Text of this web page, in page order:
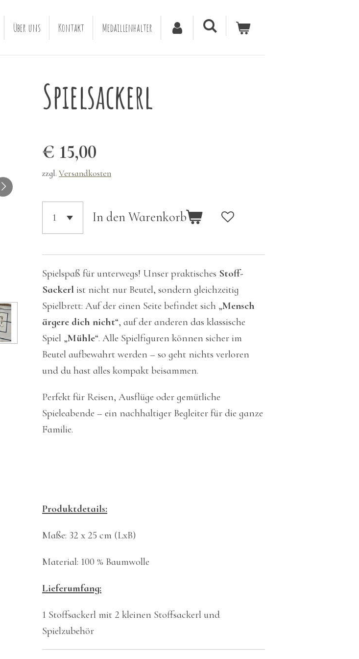
Über uns Kontakt Medaillenhalter
Spielsackerl
€ 15,00
zzgl. Versandkosten
In den Warenkorb
Spielspaß für unterwegs! Unser praktisches Stoff-
Sackerl ist nicht nur Beutel, sondern gleichzeitig
Spielbrett: Auf der einen Seite befindet sich „Mensch
ärgere dich nicht“, auf der anderen das klassische
Spiel „Mühle“. Alle Spielfiguren können sicher im
Beutel aufbewahrt werden – so geht nichts verloren
und du hast alles kompakt beisammen.
Perfekt für Reisen, Ausflüge oder gemütliche
Spieleabende – ein nachhaltiger Begleiter für die ganze
Familie.
Produktdetails:
Maße: 32 x 25 cm (LxB)
Material: 100 % Baumwolle
Lieferumfang:
1 Stoffsackerl mit 2 kleinen Stoffsackerl und
Spielzubehör